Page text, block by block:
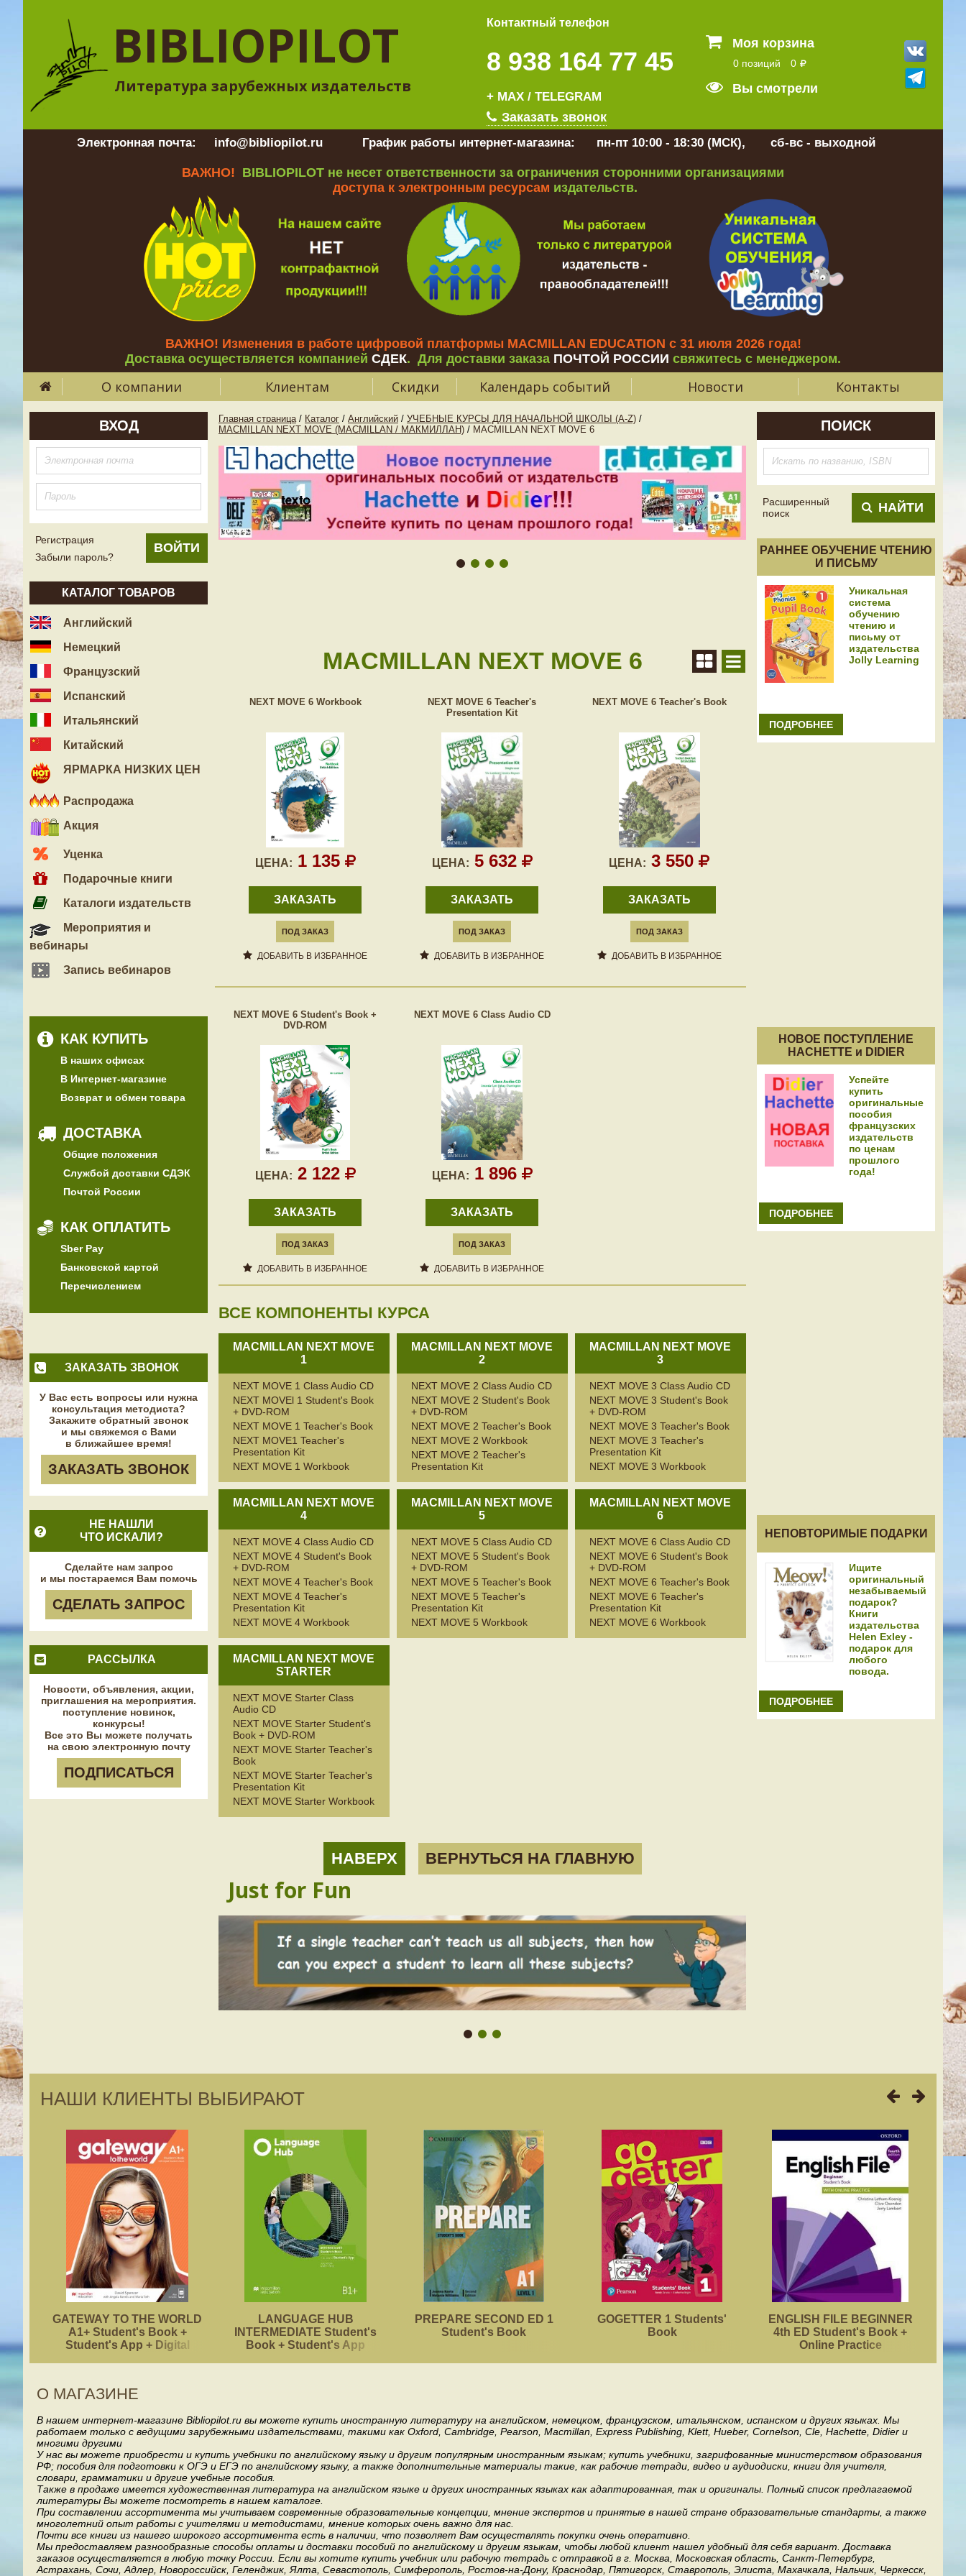
BIBLIOPILOT
Литература зарубежных издательств
Контактный телефон
8 938 164 77 45
+ MAX / TELEGRAM
Заказать звонок
Моя корзина
0 позиций 0
Вы смотрели
Электронная почта: info@bibliopilot.ru График работы интернет-магазина: пн-пт 10:00 - 18:30 (МСК), сб-вс - выходной
ВАЖНО! BIBLIOPILOT не несет ответственности за ограничения сторонними организациями
доступа к электронным ресурсам издательств.
ВАЖНО! Изменения в работе цифровой платформы MACMILLAN EDUCATION с 31 июля 2026 года!
Доставка осуществляется компанией СДЕК. Для доставки заказа ПОЧТОЙ РОССИИ свяжитесь с менеджером.
О компании Клиентам Скидки Календарь событий Новости Контакты
ВХОД
Регистрация
Забыли пароль?
КАТАЛОГ ТОВАРОВ
Английский
Немецкий
Французский
Испанский
Итальянский
Китайский
ЯРМАРКА НИЗКИХ ЦЕН
Распродажа
Акция
Уценка
Подарочные книги
Каталоги издательств
Мероприятия и
вебинары
Запись вебинаров
КАК КУПИТЬ
В наших офисах
В Интернет-магазине
Возврат и обмен товара
ДОСТАВКА
Общие положения
Службой доставки СДЭК
Почтой России
КАК ОПЛАТИТЬ
Sber Pay
Банковской картой
Перечислением
ЗАКАЗАТЬ ЗВОНОК
У Вас есть вопросы или нужна
консультация методиста?
Закажите обратный звонок
и мы свяжемся с Вами
в ближайшее время!
ЗАКАЗАТЬ ЗВОНОК
НЕ НАШЛИ
ЧТО ИСКАЛИ?
Сделайте нам запрос
и мы постараемся Вам помочь
СДЕЛАТЬ ЗАПРОС
РАССЫЛКА
Новости, объявления, акции,
приглашения на мероприятия.
поступление новинок,
конкурсы!
Все это Вы можете получать
на свою электронную почту
ПОДПИСАТЬСЯ
Главная страница / Каталог / Английский / УЧЕБНЫЕ КУРСЫ ДЛЯ НАЧАЛЬНОЙ ШКОЛЫ (A-Z) /
MACMILLAN NEXT MOVE (MACMILLAN / МАКМИЛЛАН) / MACMILLAN NEXT MOVE 6
MACMILLAN NEXT MOVE 6
NEXT MOVE 6 Workbook
ЦЕНА: 1 135
ЗАКАЗАТЬ
ПОД ЗАКАЗ
ДОБАВИТЬ В ИЗБРАННОЕ
NEXT MOVE 6 Teacher's
Presentation Kit
ЦЕНА: 5 632
ЗАКАЗАТЬ
ПОД ЗАКАЗ
ДОБАВИТЬ В ИЗБРАННОЕ
NEXT MOVE 6 Teacher's Book
ЦЕНА: 3 550
ЗАКАЗАТЬ
ПОД ЗАКАЗ
ДОБАВИТЬ В ИЗБРАННОЕ
NEXT MOVE 6 Student's Book +
DVD-ROM
ЦЕНА: 2 122
ЗАКАЗАТЬ
ПОД ЗАКАЗ
ДОБАВИТЬ В ИЗБРАННОЕ
NEXT MOVE 6 Class Audio CD
ЦЕНА: 1 896
ЗАКАЗАТЬ
ПОД ЗАКАЗ
ДОБАВИТЬ В ИЗБРАННОЕ
ВСЕ КОМПОНЕНТЫ КУРСА
MACMILLAN NEXT MOVE
1
NEXT MOVE 1 Class Audio CD
NEXT MOVEl 1 Student's Book
+ DVD-ROM
NEXT MOVE 1 Teacher's Book
NEXT MOVE1 Teacher's
Presentation Kit
NEXT MOVE 1 Workbook
MACMILLAN NEXT MOVE
2
NEXT MOVE 2 Class Audio CD
NEXT MOVE 2 Student's Book
+ DVD-ROM
NEXT MOVE 2 Teacher's Book
NEXT MOVE 2 Workbook
NEXT MOVE 2 Teacher's
Presentation Kit
MACMILLAN NEXT MOVE
3
NEXT MOVE 3 Class Audio CD
NEXT MOVE 3 Student's Book
+ DVD-ROM
NEXT MOVE 3 Teacher's Book
NEXT MOVE 3 Teacher's
Presentation Kit
NEXT MOVE 3 Workbook
MACMILLAN NEXT MOVE
4
NEXT MOVE 4 Class Audio CD
NEXT MOVE 4 Student's Book
+ DVD-ROM
NEXT MOVE 4 Teacher's Book
NEXT MOVE 4 Teacher's
Presentation Kit
NEXT MOVE 4 Workbook
MACMILLAN NEXT MOVE
5
NEXT MOVE 5 Class Audio CD
NEXT MOVE 5 Student's Book
+ DVD-ROM
NEXT MOVE 5 Teacher's Book
NEXT MOVE 5 Teacher's
Presentation Kit
NEXT MOVE 5 Workbook
MACMILLAN NEXT MOVE
6
NEXT MOVE 6 Class Audio CD
NEXT MOVE 6 Student's Book
+ DVD-ROM
NEXT MOVE 6 Teacher's Book
NEXT MOVE 6 Teacher's
Presentation Kit
NEXT MOVE 6 Workbook
MACMILLAN NEXT MOVE
STARTER
NEXT MOVE Starter Class
Audio CD
NEXT MOVE Starter Student's
Book + DVD-ROM
NEXT MOVE Starter Teacher's
Book
NEXT MOVE Starter Teacher's
Presentation Kit
NEXT MOVE Starter Workbook
НАВЕРХ ВЕРНУТЬСЯ НА ГЛАВНУЮ
Just for Fun
ПОИСК
Расширенный
поиск
НАЙТИ
РАННЕЕ ОБУЧЕНИЕ ЧТЕНИЮ
И ПИСЬМУ
Уникальная
система
обучению
чтению и
письму от
издательства
Jolly Learning
ПОДРОБНЕЕ
НОВОЕ ПОСТУПЛЕНИЕ
HACHETTE и DIDIER
Успейте
купить
оригинальные
пособия
французских
издательств
по ценам
прошлого
года!
ПОДРОБНЕЕ
НЕПОВТОРИМЫЕ ПОДАРКИ
Ищите
оригинальный
незабываемый
подарок?
Книги
издательства
Helen Exley -
подарок для
любого
повода.
ПОДРОБНЕЕ
НАШИ КЛИЕНТЫ ВЫБИРАЮТ
GATEWAY TO THE WORLD
A1+ Student's Book +
Student's App + Digital
LANGUAGE HUB
INTERMEDIATE Student's
Book + Student's App
PREPARE SECOND ED 1
Student's Book
GOGETTER 1 Students'
Book
ENGLISH FILE BEGINNER
4th ED Student's Book +
Online Practice
О МАГАЗИНЕ
В нашем интернет-магазине Bibliopilot.ru вы можете купить иностранную литературу на английском, немецком, французском, итальянском, испанском и других языках. Мы
работаем только с ведущими зарубежными издательствами, такими как Oxford, Cambridge, Pearson, Macmillan, Express Publishing, Klett, Hueber, Cornelson, Cle, Hachette, Didier и
многими другими
У нас вы можете приобрести и купить учебники по английскому языку и другим популярным иностранным языкам; купить учебники, загрифованные министерством образования
РФ; пособия для подготовки к ОГЭ и ЕГЭ по английскому языку, а также дополнительные материалы такие, как рабочие тетради, видео и аудиодиски, книги для учителя,
словари, грамматики и другие учебные пособия.
Также в продаже имеется художественная литература на английском языке и других иностранных языках как адаптированная, так и оригиналы. Полный список предлагаемой
литературы Вы можете посмотреть в нашем каталоге.
При составлении ассортимента мы учитываем современные образовательные концепции, мнение экспертов и принятые в нашей стране образовательные стандарты, а также
многолетний опыт работы с учителями и методистами, мнение которых очень важно для нас.
Почти все книги из нашего широкого ассортимента есть в наличии, что позволяет Вам осуществлять покупки очень оперативно.
Мы предоставляем разнообразные способы оплаты и доставки пособий по английскому и другим языкам, чтобы любой клиент нашел удобный для себя вариант. Доставка
заказов осуществляется в любую точку России. Если вы хотите купить учебник или рабочую тетрадь с отправкой в г. Москва, Московская область, Санкт-Петербург,
Астрахань, Сочи, Адлер, Новороссийск, Геленджик, Ялта, Севастополь, Симферополь, Ростов-на-Дону, Краснодар, Пятигорск, Ставрополь, Элиста, Махачкала, Нальчик, Черкесск,